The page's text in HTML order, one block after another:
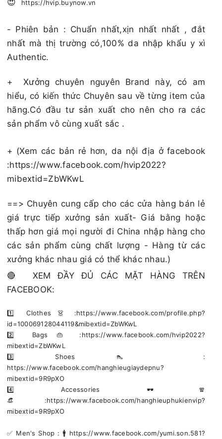
https://hvip.buynow.vn
- Phiên bản : Chuẩn nhất,xịn nhất nhất , đắt
nhất mà thị trường có,100% da nhập khẩu y xì
Authentic.
+Xưởng chuyên nguyên Brand này, có am
hiểu, có kiến thức Chuyên sau về từng item của
hãng.Có đầu tư sản xuất cho nên cho ra các
sản phẩm vô cùng xuất sắc .
+ (Xem các bản rẻ hơn, da nội địa ở facebook
:https://www.facebook.com/hvip2022?
mibextid=ZbWKwL
==> Chuyên cung cấp cho các cửa hàng bán lẻ
giá trực tiếp xưởng sản xuất- Giá bằng hoặc
thấp hơn giá mọi người đi China nhập hàng cho
các sản phẩm cùng chất lượng - Hàng từ các
xưởng khác nhau giá có thể khác nhau.)
🔴 XEM ĐẦY ĐỦ CÁC MẶT HÀNG TRÊN
FACEBOOK:
1️⃣ Clothes 👗 :https://www.facebook.com/profile.php?
id=100069128044119&mibextid=ZbWKwL
2️⃣ Bags 👜 :https://www.facebook.com/hvip2022?
mibextid=ZbWKwL
3️⃣ Shoes 👠 :
https://www.facebook.com/hanghieugiaydepnu?
mibextid=9R9pXO
4️⃣ Accessories 🕶🧣
👒:https://www.facebook.com/hanghieuphukienvip?
mibextid=9R9pXO
✅️ Men's Shop : 🚹 https://www.facebook.com/yumi.son.581?